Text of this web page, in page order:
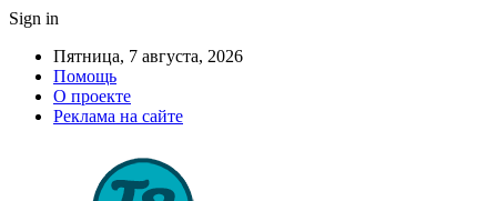
Sign in
Пятница, 7 августа, 2026
Помощь
О проекте
Реклама на сайте